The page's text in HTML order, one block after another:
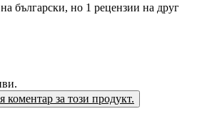
български, но 1 рецензии на друг
за този продукт.